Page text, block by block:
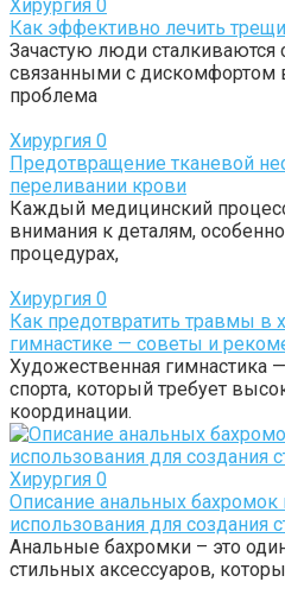
Хирургия 0
Как эффективно лечить
Зачастую люди сталкиваются
связанными с дискомфортом
проблема
Хирургия 0
Предотвращение тканевой
переливании крови
Каждый медицинский
внимания к деталям,
процедурах,
Хирургия 0
Как предотвратить травмы в
гимнастике — советы и
Художественная гимнастика
спорта, который требует
координации.
Хирургия 0
Описание анальных бахромок
использования для создания
Анальные бахромки – это
стильных аксессуаров,